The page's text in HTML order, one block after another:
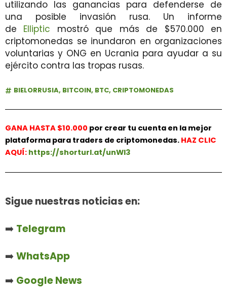
utilizando las ganancias para defenderse de
una posible invasión rusa. Un informe
de Elliptic mostró que más de $570.000 en
criptomonedas se inundaron en organizaciones
voluntarias y ONG en Ucrania para ayudar a su
ejército contra las tropas rusas.
BIELORRUSIA, BITCOIN, BTC, CRIPTOMONEDAS
GANA HASTA $10.000 por crear tu cuenta en la mejor
plataforma para traders de criptomonedas. HAZ CLIC
AQUÍ: https://shorturl.at/unWl3
Sigue nuestras noticias en:
➡️ Telegram
➡️WhatsApp
➡️ Google News